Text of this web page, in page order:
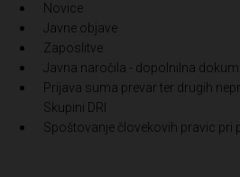
Novice
Javne objave
Zaposlitve
Javna naročila - dopolnilna
Prijava suma prevar ter drugih
Skupini DRI
Spoštovanje človekovih pravic pri